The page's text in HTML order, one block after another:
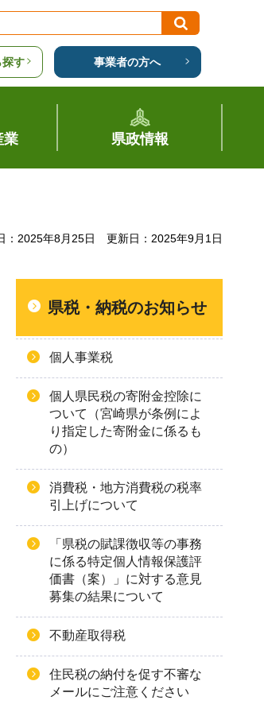
探す 事業者の方へ
業 県政情報
：2025年8月25日 更新日：2025年9月1日
県税・納税のお知らせ
個人事業税
個人県民税の寄附金控除に
ついて（宮崎県が条例によ
り指定した寄附金に係るも
の）
消費税・地方消費税の税率
引上げについて
「県税の賦課徴収等の事務
に係る特定個人情報保護評
価書（案）」に対する意見
募集の結果について
不動産取得税
住民税の納付を促す不審な
メールにご注意ください